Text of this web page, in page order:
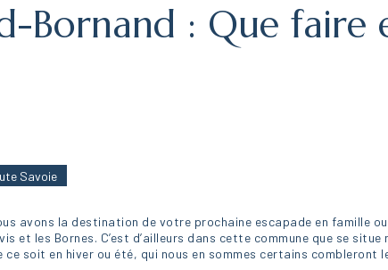
Bornand : Que faire
Savoie
avons la destination de votre prochaine escapade en famille
et les Bornes. C’est d’ailleurs dans cette commune que se situe
soit en hiver ou été, qui nous en sommes certains combleront